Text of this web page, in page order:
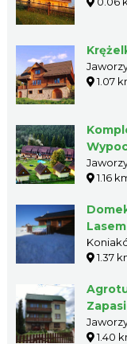
1.07
Jano
1.16
Lasem
1.37
1.40